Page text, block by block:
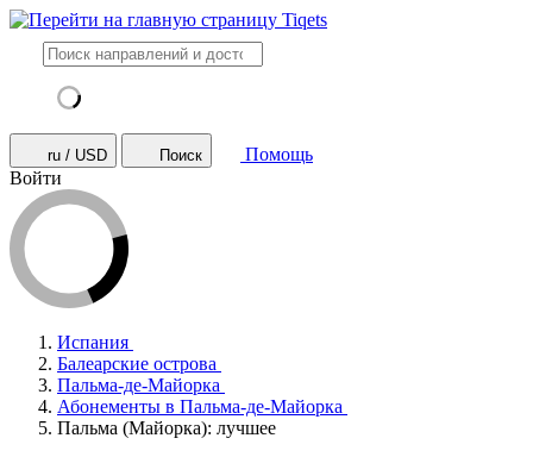
ru / USD Поиск
Помощь
Войти
Испания
Балеарские острова
Пальма-де-Майорка
Абонементы в Пальма-де-Майорка
Пальма (Майорка): лучшее